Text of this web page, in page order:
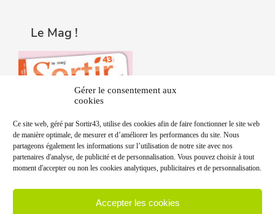
Gérer le consentement aux
cookies
Ce site web, géré par Sortir43, utilise des cookies afin de faire fonctionner le site web
de manière optimale, de mesurer et d’améliorer les performances du site. Nous
partageons également les informations sur l’utilisation de notre site avec nos
partenaires d'analyse, de publicité et de personnalisation. Vous pouvez choisir à tout
moment d'accepter ou non les cookies analytiques, publicitaires et de personnalisation.
Accepter les cookies
Le Mag !